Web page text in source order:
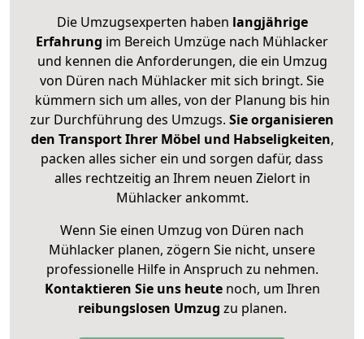
Die Umzugsexperten haben langjährige
Erfahrung im Bereich Umzüge nach Mühlacker
und kennen die Anforderungen, die ein Umzug
von Düren nach Mühlacker mit sich bringt. Sie
kümmern sich um alles, von der Planung bis hin
zur Durchführung des Umzugs. Sie organisieren
den Transport Ihrer Möbel und Habseligkeiten,
packen alles sicher ein und sorgen dafür, dass
alles rechtzeitig an Ihrem neuen Zielort in
Mühlacker ankommt.
Wenn Sie einen Umzug von Düren nach
Mühlacker planen, zögern Sie nicht, unsere
professionelle Hilfe in Anspruch zu nehmen.
Kontaktieren Sie uns heutenoch, um Ihren
reibungslosen Umzug zu planen.